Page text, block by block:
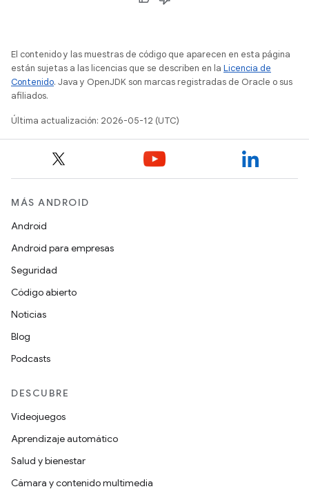
El contenido y las muestras de código que aparecen en esta página
están sujetas a las licencias que se describen en la Licencia de
Contenido. Java y OpenJDK son marcas registradas de Oracle o sus
afiliados.
Última actualización: 2026-05-12 (UTC)
MÁS ANDROID
Android
Android para empresas
Seguridad
Código abierto
Noticias
Blog
Podcasts
DESCUBRE
Videojuegos
Aprendizaje automático
Salud y bienestar
Cámara y contenido multimedia